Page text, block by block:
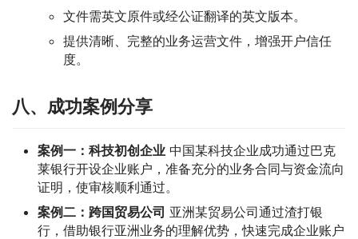
文件需英文原件或经公证翻译的英文版本。
提供清晰、完整的业务运营文件，增强开户信任
度。
八、成功案例分享
案例一：科技初创企业 中国某科技企业成功通过巴克
莱银行开设企业账户，准备充分的业务合同与资金流向
证明，使审核顺利通过。
案例二：跨国贸易公司 亚洲某贸易公司通过渣打银
行，借助银行亚洲业务的理解优势，快速完成企业账户